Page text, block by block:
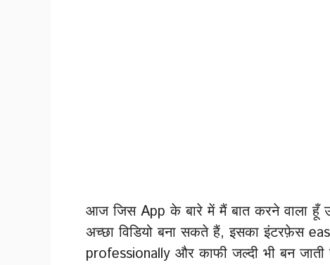
आज जिस App के बारे में मैं बात करने वाला
अच्छा विडियो बना सकते हैं, इसका इंटरफ़ेस
professionally और काफी जल्दी भी बन जाती